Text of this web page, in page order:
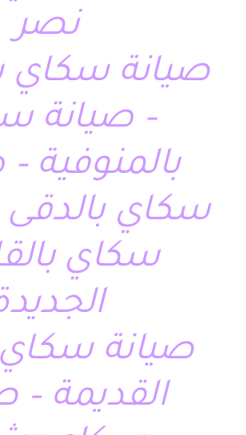
نصر
صيانة سكاي
– صيانة
بالمنوفية
سكاي بالدقى
سكاي
صيانة
القديمة –